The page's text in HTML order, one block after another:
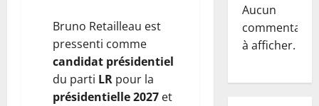
Bruno Retailleau est
pressenti comme
candidat présidentiel
du parti LR pour la
présidentielle 2027 et
Aucun
commentaire
à afficher.